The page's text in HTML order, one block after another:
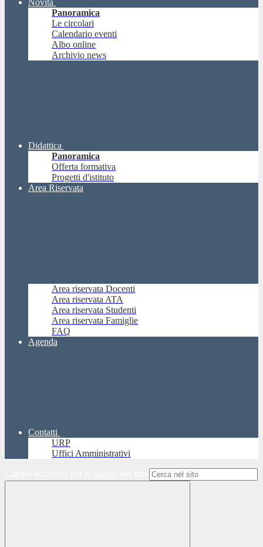
Novità
Panoramica
Le circolari
Calendario eventi
Albo online
Archivio news
Didattica
Panoramica
Offerta formativa
Progetti d'istituto
Area Riservata
Area riservata Docenti
Area riservata ATA
Area riservata Studenti
Area riservata Famiglie
FAQ
Agenda
Contatti
URP
Uffici Amministrativi